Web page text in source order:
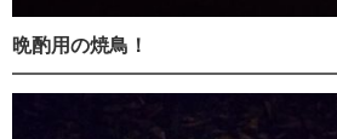
晩酌用の焼鳥！